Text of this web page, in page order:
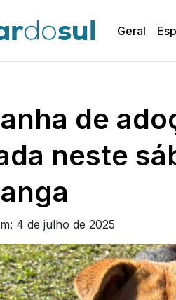
Geral
de
neste
4 de julho de 2025